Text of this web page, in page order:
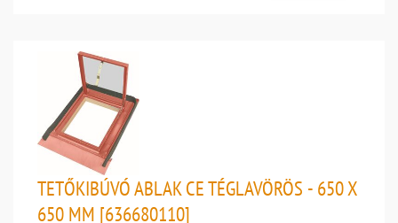
TETŐKIBÚVÓ ABLAK CE TÉGLAVÖRÖS - 650 X
650 MM [636680110]